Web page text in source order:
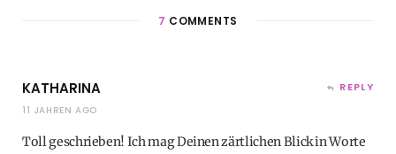
7 COMMENTS
KATHARINA
11 JAHREN AGO
REPLY
Toll geschrieben! Ich mag Deinen zärtlichen Blick in Worte